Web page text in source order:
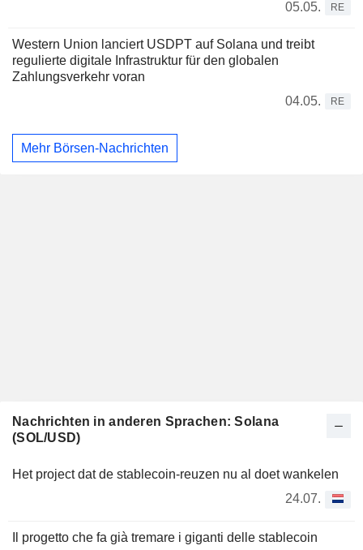
05.05.
RE
Western Union lanciert USDPT auf Solana und treibt
regulierte digitale Infrastruktur für den globalen
Zahlungsverkehr voran
04.05.
RE
Mehr Börsen-Nachrichten
Nachrichten in anderen Sprachen: Solana
(SOL/USD)
Het project dat de stablecoin-reuzen nu al doet wankelen
24.07.
Il progetto che fa già tremare i giganti delle stablecoin